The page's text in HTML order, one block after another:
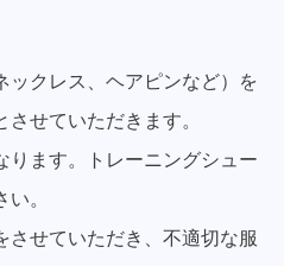
ックレス、ヘアピンなど）を
せていただきます。
ります。トレーニングシュー
。
させていただき、不適切な服